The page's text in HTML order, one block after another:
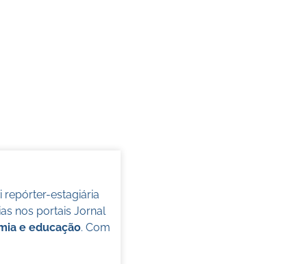
repórter-estagiária
nos portais Jornal
e educação. Com